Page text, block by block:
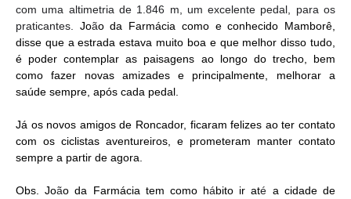
com uma altimetria de 1.846 m, um excelente pedal, para os
praticantes.
João da Farmácia como e conhecido Mamborê,
disse que a estrada estava muito boa e que melhor disso tudo,
é poder contemplar as paisagens ao longo do trecho, bem
como fazer novas amizades e principalmente, melhorar a
saúde sempre, após cada pedal.
Já os novos amigos de Roncador, ficaram felizes ao ter contato
com os ciclistas aventureiros, e prometeram manter contato
sempre a partir de agora.
Obs. João da Farmácia tem como hábito ir até a cidade de